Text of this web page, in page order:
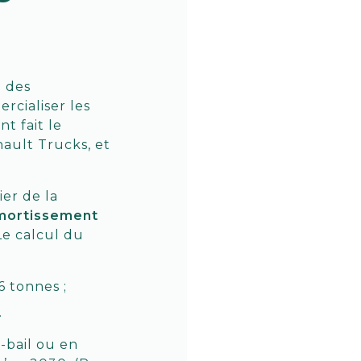
des
les
fait le
Trucks, et
de la
calcul du
tonnes ;
bail ou en